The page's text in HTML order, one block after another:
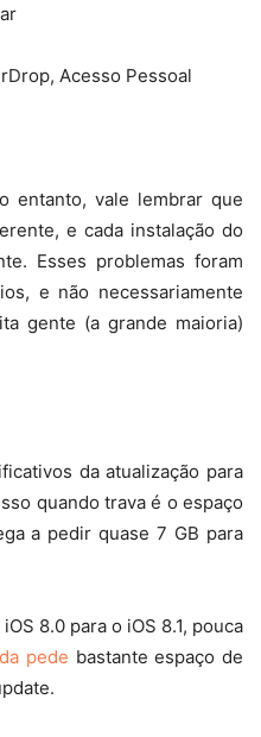
Acesso Pessoal
entanto, vale lembrar que
e cada instalação do
Esses problemas foram
e não necessariamente
gente (a grande maioria)
da atualização para
quando trava é o espaço
a pedir quase 7 GB para
8.0 para o iOS 8.1, pouca
pede bastante espaço de